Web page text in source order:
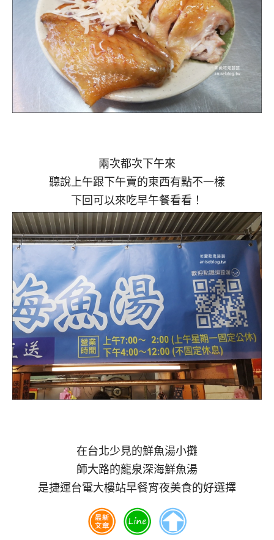
兩次都次下午來
聽說上午跟下午賣的東西有點不一樣
下回可以來吃早午餐看看！
在台北少見的鮮魚湯小攤
師大路的龍泉深海鮮魚湯
是捷運台電大樓站早餐宵夜美食的好選擇